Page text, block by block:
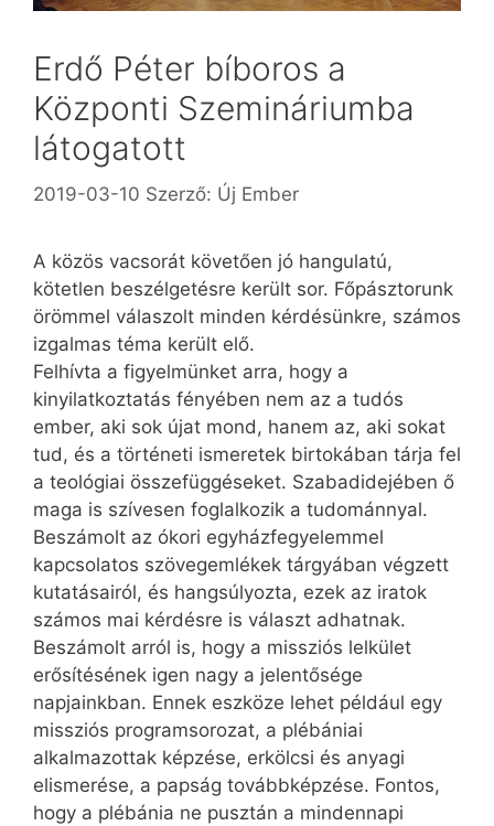
Erdő Péter bíboros a
Központi Szemináriumba
látogatott
2019-03-10 Szerző: Új Ember
A közös vacsorát követően jó hangulatú,
kötetlen beszélgetésre került sor. Főpásztorunk
örömmel válaszolt minden kérdésünkre, számos
izgalmas téma került elő.
Felhívta a figyelmünket arra, hogy a
kinyilatkoztatás fényében nem az a tudós
ember, aki sok újat mond, hanem az, aki sokat
tud, és a történeti ismeretek birtokában tárja fel
a teológiai összefüggéseket. Szabadidejében ő
maga is szívesen foglalkozik a tudománnyal.
Beszámolt az ókori egyházfegyelemmel
kapcsolatos szövegemlékek tárgyában végzett
kutatásairól, és hangsúlyozta, ezek az iratok
számos mai kérdésre is választ adhatnak.
Beszámolt arról is, hogy a missziós lelkület
erősítésének igen nagy a jelentősége
napjainkban. Ennek eszköze lehet például egy
missziós programsorozat, a plébániai
alkalmazottak képzése, erkölcsi és anyagi
elismerése, a papság továbbképzése. Fontos,
hogy a plébánia ne pusztán a mindennapi